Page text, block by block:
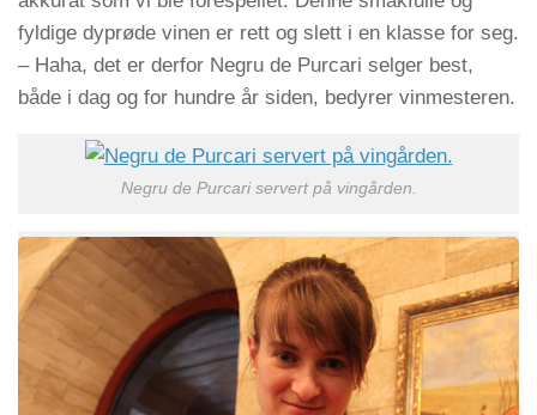
fyldige dyprøde vinen er rett og slett i en klasse for seg.
– Haha, det er derfor Negru de Purcari selger best,
både i dag og for hundre år siden, bedyrer vinmesteren.
Negru de Purcari servert på vingården.